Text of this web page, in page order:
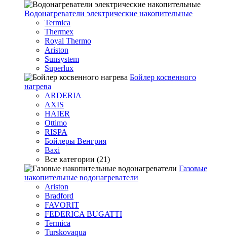
Водонагреватели электрические накопительные
Termica
Thermex
Royal Thermo
Ariston
Sunsystem
Superlux
Бойлер косвенного
нагрева
ARDERIA
AXIS
HAIER
Ottimo
RISPA
Бойлеры Венгрия
Baxi
Все категории (21)
Газовые
накопительные водонагреватели
Ariston
Bradford
FAVORIT
FEDERICA BUGATTI
Termica
Turskovaqua